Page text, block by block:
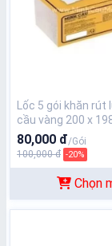
Lốc 5 gói khăn rút
cầu vàng 200 x
80,000 đ/Gói
100,000 đ -20%
Chọn